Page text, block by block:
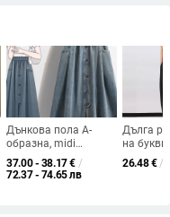
Дънкова пола А-
образна, midi
дължина, за жени,
патчворк детайл,
37.00 - 38.17€ /
72.37 - 74.65 лв
Дълга
на букви
кръгло
ръкави,
26.48€ /